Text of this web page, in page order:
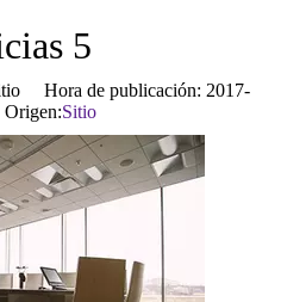
5
Hora de publicación: 2017-
Sitio